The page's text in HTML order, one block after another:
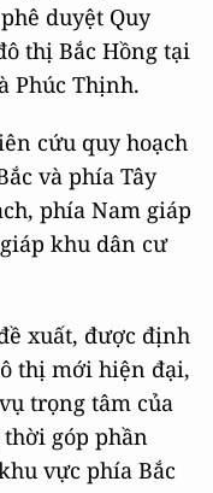
duyệt Quy
thị Bắc Hồng tại
Phúc Thịnh.
cứu quy hoạch
và phía Tây
phía Nam giáp
khu dân cư
xuất, được định
thị mới hiện đại,
trọng tâm của
góp phần
vực phía Bắc